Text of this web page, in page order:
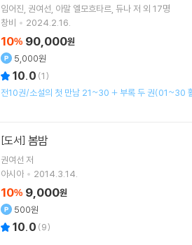
임어진 권여선 아말 엘모흐타르 듀나저 외 17명
창비
2024.2.16.
10% 90,000원
5,000원
10.0 (1)
전10권/소설의 첫 만남 21~30 + 부록 두 권(01~30
[도서] 봄밤
권여선 저
아시아
2014.3.14.
10% 9,000원
500원
10.0 (9)